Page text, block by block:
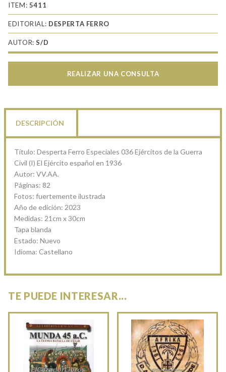
de
la
Civil
(I)
en
1936
ITEM: 5411
EDITORIAL: DESPERTA FERRO
AUTOR:S/D
REALIZAR UNA CONSULTA
DESCRIPCIÓN
Título: Desperta Ferro Especiales 036 Ejércitos de la Guerra
Civil (I) El Ejército español en 1936
Autor: VV.AA.
Páginas: 82
Fotos: fuertemente ilustrada
Año de edición: 2023
Medidas: 21cm x 30cm
Tapa blanda
Estado: Nuevo
Idioma: Castellano
TE PUEDE INTERESAR...